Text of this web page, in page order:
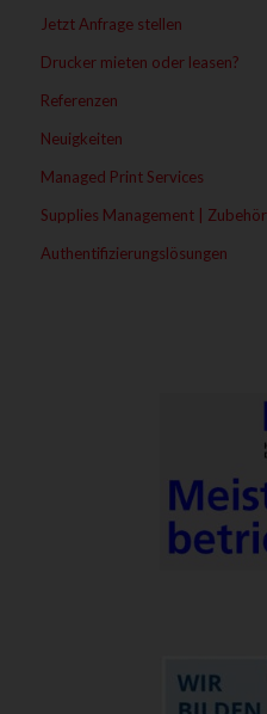
Jetzt Anfrage stellen
Drucker mieten oder leasen?
Referenzen
Neuigkeiten
Managed Print Services
Supplies Management | Zubehör
Authentifizierungslösungen